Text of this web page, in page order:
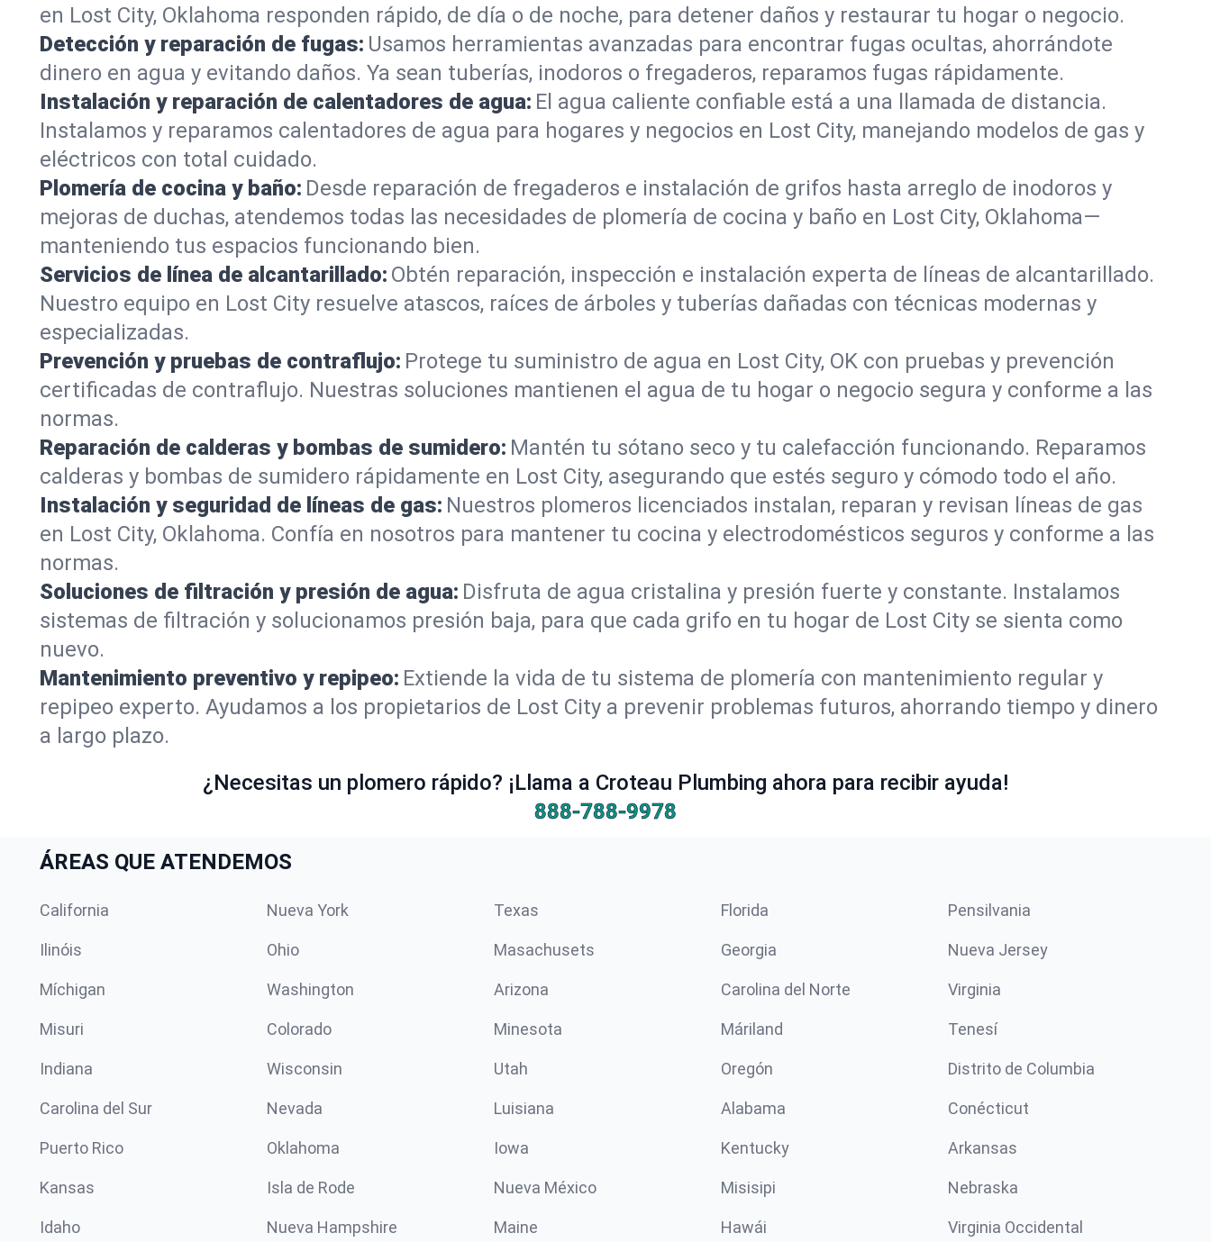
en Lost City, Oklahoma responden rápido, de día o de noche, para detener daños y restaurar tu hogar o negocio.
Detección y reparación de fugas: Usamos herramientas avanzadas para encontrar fugas ocultas, ahorrándote
dinero en agua y evitando daños. Ya sean tuberías, inodoros o fregaderos, reparamos fugas rápidamente.
Instalación y reparación de calentadores de agua: El agua caliente confiable está a una llamada de distancia.
Instalamos y reparamos calentadores de agua para hogares y negocios en Lost City, manejando modelos de gas y
eléctricos con total cuidado.
Plomería de cocina y baño: Desde reparación de fregaderos e instalación de grifos hasta arreglo de inodoros y
mejoras de duchas, atendemos todas las necesidades de plomería de cocina y baño en Lost City, Oklahoma—
manteniendo tus espacios funcionando bien.
Servicios de línea de alcantarillado: Obtén reparación, inspección e instalación experta de líneas de alcantarillado.
Nuestro equipo en Lost City resuelve atascos, raíces de árboles y tuberías dañadas con técnicas modernas y
especializadas.
Prevención y pruebas de contraflujo: Protege tu suministro de agua en Lost City, OK con pruebas y prevención
certificadas de contraflujo. Nuestras soluciones mantienen el agua de tu hogar o negocio segura y conforme a las
normas.
Reparación de calderas y bombas de sumidero: Mantén tu sótano seco y tu calefacción funcionando. Reparamos
calderas y bombas de sumidero rápidamente en Lost City, asegurando que estés seguro y cómodo todo el año.
Instalación y seguridad de líneas de gas: Nuestros plomeros licenciados instalan, reparan y revisan líneas de gas
en Lost City, Oklahoma. Confía en nosotros para mantener tu cocina y electrodomésticos seguros y conforme a las
normas.
Soluciones de filtración y presión de agua: Disfruta de agua cristalina y presión fuerte y constante. Instalamos
sistemas de filtración y solucionamos presión baja, para que cada grifo en tu hogar de Lost City se sienta como
nuevo.
Mantenimiento preventivo y repipeo: Extiende la vida de tu sistema de plomería con mantenimiento regular y
repipeo experto. Ayudamos a los propietarios de Lost City a prevenir problemas futuros, ahorrando tiempo y dinero
a largo plazo.
¿Necesitas un plomero rápido? ¡Llama a Croteau Plumbing ahora para recibir ayuda!
888-788-9978
ÁREAS QUE ATENDEMOS
California Nueva York Texas Florida Pensilvania
Ilinóis Ohio Masachusets Georgia Nueva Jersey
Míchigan Washington Arizona Carolina del Norte Virginia
Misuri Colorado Minesota Máriland Tenesí
Indiana Wisconsin Utah Oregón Distrito de Columbia
Carolina del Sur Nevada Luisiana Alabama Conécticut
Puerto Rico Oklahoma Iowa Kentucky Arkansas
Kansas Isla de Rode Nueva México Misisipi Nebraska
Idaho Nueva Hampshire Maine Hawái Virginia Occidental